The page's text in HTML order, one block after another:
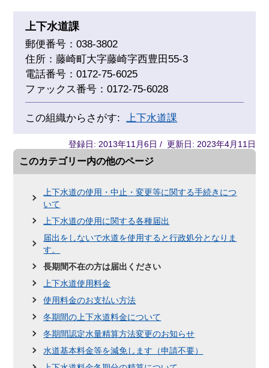
上下水道課
郵便番号：038-3802
住所：藤崎町大字藤崎字西豊田55-3
電話番号：0172-75-6025
ファックス番号：0172-75-6028
この組織からさがす:上下水道課
登録日: 2013年11月6日 / 更新日: 2023年4月11日
このカテゴリー内の他のページ
上下水道の使用・中止・変更等に関する手続きにつ
いて
上下水道の使用に関する各種届出
届出をしないで水道を使用すると行政処分となりま
す。
長期間不在の方は届出ください
上下水道使用料金
使用料金のお支払い方法
冬期間の上下水道料金について
冬期間認定水量精算方法変更のお知らせ
水道基本料金等を減免します（申請不要）